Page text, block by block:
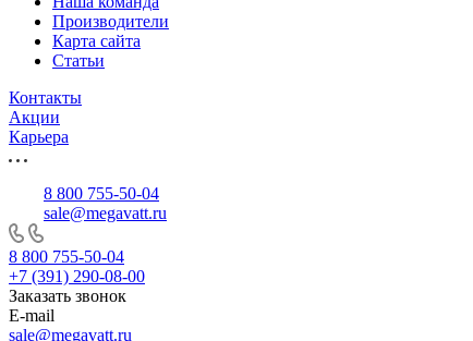
Производители
Карта сайта
Статьи
Контакты
Акции
Карьера
8 800 755-50-04
sale@megavatt.ru
8 800 755-50-04
+7 (391) 290-08-00
Заказать звонок
E-mail
sale@megavatt.ru